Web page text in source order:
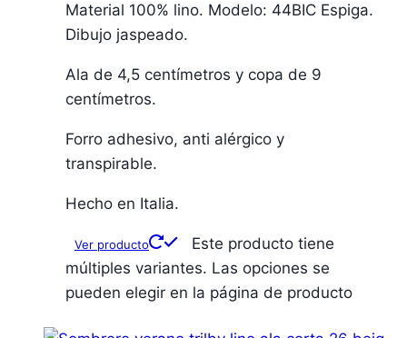
Material 100% lino. Modelo: 44BIC Espiga.
Dibujo jaspeado.
Ala de 4,5 centímetros y copa de 9
centímetros.
Forro adhesivo, anti alérgico y
transpirable.
Hecho en Italia.
Ver producto
Este producto tiene
múltiples variantes. Las opciones se
pueden elegir en la página de producto